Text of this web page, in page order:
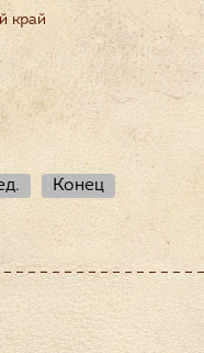
край
Конец